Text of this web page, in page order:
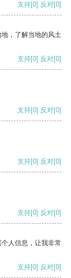
支持[0] 反对[0]
，了解当地的风土
支持[0] 反对[0]
支持[0] 反对[0]
支持[0] 反对[0]
支持[0] 反对[0]
人信息，让我非常
支持[0] 反对[0]